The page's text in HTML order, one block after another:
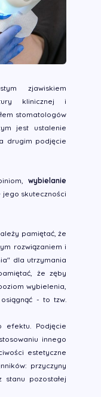
zjawiskiem
klinicznej i
stomatologów
jest ustalenie
drugim podjęcie
wybielanie
jego skuteczności
pamiętać, że
rozwiązaniem i
dla utrzymania
że zęby
wybielenia,
- to tzw.
efektu. Podjęcie
innego
estetyczne
przyczyny
pozostałej